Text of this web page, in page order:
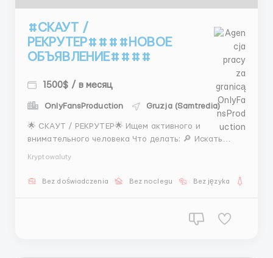
#СКАУТ /
РЕКРУТЕР####НОВОЕ
ОБЪЯВЛЕНИЕ####
1500$ / в месяц
OnlyFansProduction Gruzja (Samtredia)
🌟 СКАУТ / РЕКРУТЕР🌟 Ищем активного и
внимательного человека Что делать: 🔎 Искать
Обучение с нуля 💻 Техника 📩 Свяжись с
Kryptowaluty
Bez doświadczenia Bez noclegu Bez języka